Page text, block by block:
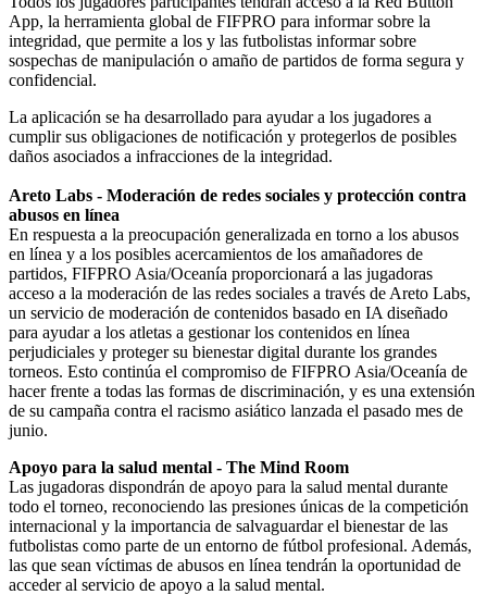
App, la herramienta global de FIFPRO para informar sobre la
integridad, que permite a los y las futbolistas informar sobre
sospechas de manipulación o amaño de partidos de forma segura y
confidencial.
La aplicación se ha desarrollado para ayudar a los jugadores a
cumplir sus obligaciones de notificación y protegerlos de posibles
daños asociados a infracciones de la integridad.
Areto Labs - Moderación de redes sociales y protección contra
abusos en línea
En respuesta a la preocupación generalizada en torno a los abusos
en línea y a los posibles acercamientos de los amañadores de
partidos, FIFPRO Asia/Oceanía proporcionará a las jugadoras
acceso a la moderación de las redes sociales a través de Areto Labs,
un servicio de moderación de contenidos basado en IA diseñado
para ayudar a los atletas a gestionar los contenidos en línea
perjudiciales y proteger su bienestar digital durante los grandes
torneos. Esto continúa el compromiso de FIFPRO Asia/Oceanía de
hacer frente a todas las formas de discriminación, y es una extensión
de su campaña contra el racismo asiático lanzada el pasado mes de
junio.
Apoyo para la salud mental - The Mind Room
Las jugadoras dispondrán de apoyo para la salud mental durante
todo el torneo, reconociendo las presiones únicas de la competición
internacional y la importancia de salvaguardar el bienestar de las
futbolistas como parte de un entorno de fútbol profesional. Además,
las que sean víctimas de abusos en línea tendrán la oportunidad de
acceder al servicio de apoyo a la salud mental.